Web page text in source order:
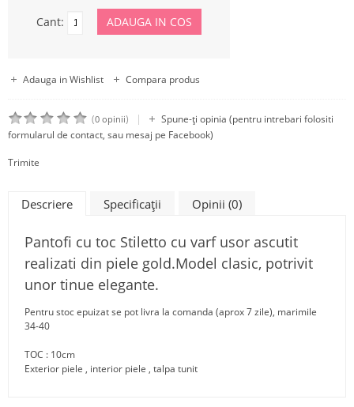
Cant:
Adauga in Wishlist Compara produs
(0 opinii) |
Spune-ţi opinia (pentru intrebari folositi
formularul de contact, sau mesaj pe Facebook)
Trimite
Descriere Specificaţii Opinii (0)
Pantofi cu toc Stiletto cu varf usor ascutit
realizati din piele gold.Model clasic, potrivit
unor tinue elegante.
Pentru stoc epuizat se pot livra la comanda (aprox 7 zile), marimile
34-40
TOC : 10cm
Exterior piele , interior piele , talpa tunit